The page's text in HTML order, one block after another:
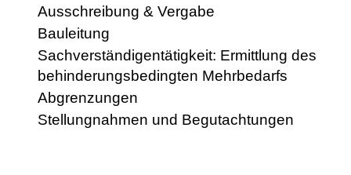
Ausschreibung & Vergabe
Bauleitung
Sachverständigentätigkeit: Ermittlung des
behinderungsbedingten Mehrbedarfs
Abgrenzungen
Stellungnahmen und Begutachtungen